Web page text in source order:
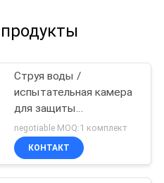
Струя воды /
испытательная камера
для защиты
окружающей среды
negotiable MOQ:1 комплект
КОНТАКТ